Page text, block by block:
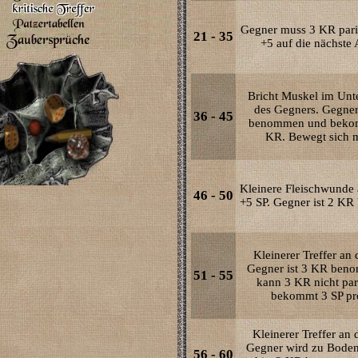
21 - 35
Gegner muss 3 KR
+5 auf die nächste
36 - 45
Bricht Muskel im
des Gegners.
benommen und
KR. Bewegt sich
46 - 50 Kleinere Fleischwunde
+5 SP. Gegner ist 2
51 - 55
Kleinerer Treffer an
Gegner ist 3 KR
kann 3 KR nicht
bekommt 3 SP
56 - 60
Kleinerer Treffer an
Gegner wird zu